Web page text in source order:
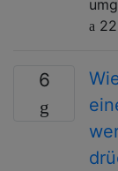
6